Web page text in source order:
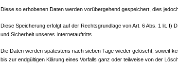
Diese so erhobenen Daten werden vorübergehend gespeichert, dies
Diese Speicherung erfolgt auf der Rechtsgrundlage von Art. 6 Abs. 1 lit. f)
und Sicherheit unseres Internetauftritts.
Die Daten werden spätestens nach sieben Tage wieder gelöscht, soweit
bis zur endgültigen Klärung eines Vorfalls ganz oder teilweise von der